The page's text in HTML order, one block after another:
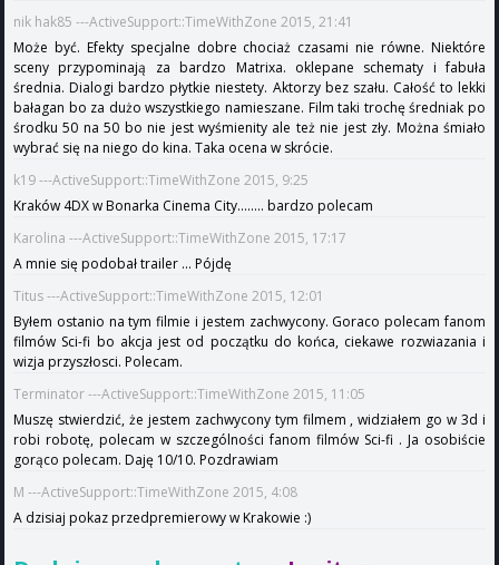
nik hak85 ---ActiveSupport::TimeWithZone 2015, 21:41
Może być. Efekty specjalne dobre chociaż czasami nie równe. Niektóre
sceny przypominają za bardzo Matrixa. oklepane schematy i fabuła
średnia. Dialogi bardzo płytkie niestety. Aktorzy bez szału. Całość to lekki
bałagan bo za dużo wszystkiego namieszane. Film taki trochę średniak po
środku 50 na 50 bo nie jest wyśmienity ale też nie jest zły. Można śmiało
wybrać się na niego do kina. Taka ocena w skrócie.
k19 ---ActiveSupport::TimeWithZone 2015, 9:25
Kraków 4DX w Bonarka Cinema City........ bardzo polecam
Karolina ---ActiveSupport::TimeWithZone 2015, 17:17
A mnie się podobał trailer ... Pójdę
Titus ---ActiveSupport::TimeWithZone 2015, 12:01
Byłem ostanio na tym filmie i jestem zachwycony. Goraco polecam fanom
filmów Sci-fi bo akcja jest od początku do końca, ciekawe rozwiazania i
wizja przyszłosci. Polecam.
Terminator ---ActiveSupport::TimeWithZone 2015, 11:05
Muszę stwierdzić, że jestem zachwycony tym filmem , widziałem go w 3d i
robi robotę, polecam w szczególności fanom filmów Sci-fi . Ja osobiście
gorąco polecam. Daję 10/10. Pozdrawiam
M ---ActiveSupport::TimeWithZone 2015, 4:08
A dzisiaj pokaz przedpremierowy w Krakowie :)